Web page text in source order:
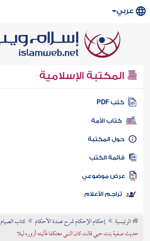
عربي
المكتبة الإسلامية
كتب PDF
كتاب الأمة
المكتبة
الكتب
موضوعي
تراجم الأعلام
الرئيسية إحكام الإحكام شرح عمدة الأحكام كتاب الصيام
حديث صفية بنت حيي قالت كان النبي معتكفا فأتيته أزوره ليلا